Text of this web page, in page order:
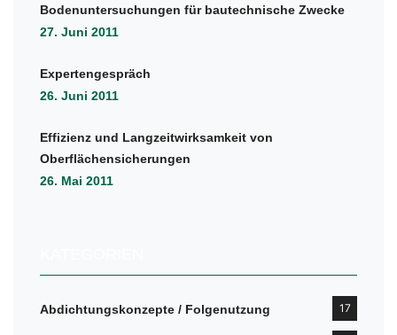
Bodenuntersuchungen für bautechnische Zwecke
27. Juni 2011
Expertengespräch
26. Juni 2011
Effizienz und Langzeitwirksamkeit von
Oberflächensicherungen
26. Mai 2011
Abdichtungskonzepte / Folgenutzung 17